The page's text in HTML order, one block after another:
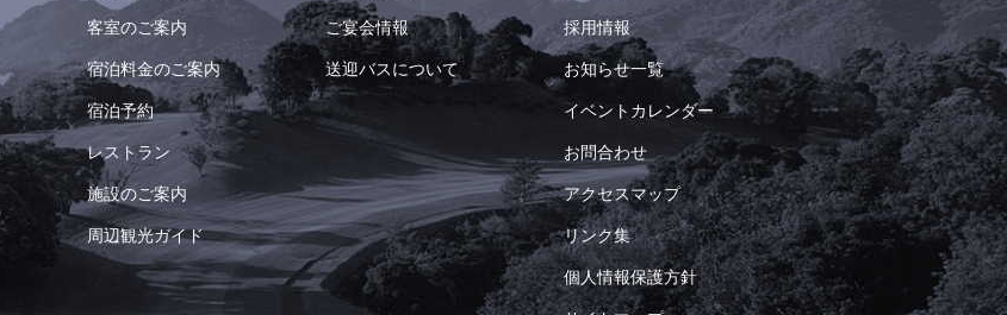
客室のご案内
宿泊料金のご案内
宿泊予約
レストラン
施設のご案内
周辺観光ガイド
ご宴会情報
送迎バスについて
採用情報
お知らせ一覧
イベントカレンダー
お問合わせ
アクセスマップ
リンク集
個人情報保護方針